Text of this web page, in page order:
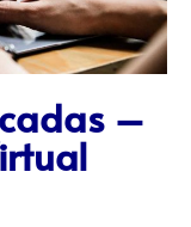
–